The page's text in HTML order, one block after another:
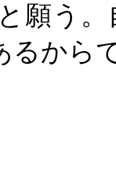
願う
るか